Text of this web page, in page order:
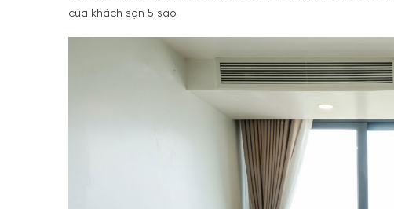
của khách sạn 5 sao.